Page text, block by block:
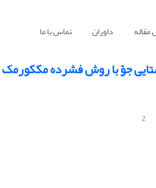
مقاله داوران تماس با ما
جوّ با روش فشرده مککورمک
2